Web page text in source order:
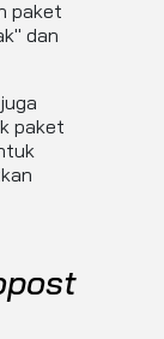
paket
dan
paket